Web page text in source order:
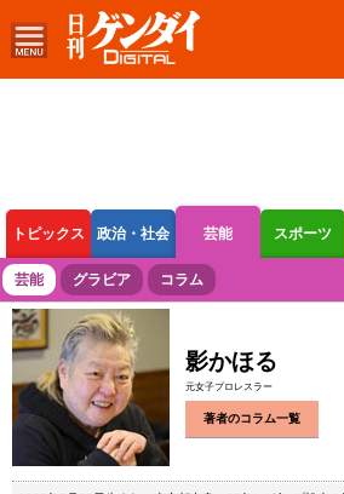
トピックス 政治・社会 芸能 スポーツ
ボートレース 競輪 オートレース
芸能 グラビア コラム
影かほる
元女子プロレスラー
著者のコラム一覧